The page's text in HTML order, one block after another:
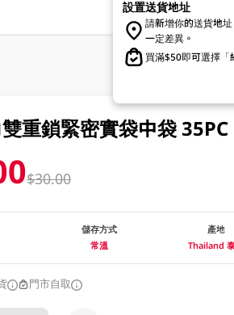
設置送貨地址
請新增你的送貨地
一定差異。
買滿$50即可選擇「
重鎖緊密實袋中袋 35PC
$30.00
儲存方式
常溫
產地
Thailand
門市自取